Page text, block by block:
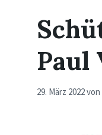
Paul
29. März 2022von